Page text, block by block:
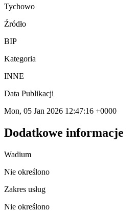
Tychowo
Źródło
BIP
Kategoria
INNE
Data Publikacji
Mon, 05 Jan 2026 12:47:16 +0000
Dodatkowe informacje
Wadium
Nie określono
Zakres usług
Nie określono